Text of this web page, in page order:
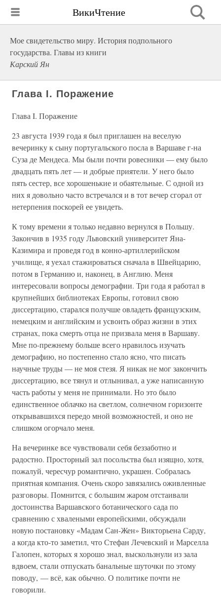
ВикиЧтение
Мое свидетельство миру. История подпольного
государства. Главы из книги
Карский Ян
Глава I. Поражение
Глава I. Поражение
23 августа 1939 года я был приглашен на веселую
вечеринку к сыну португальского посла в Варшаве г-на
Суза де Мендеса. Мы были почти ровесники — ему было
двадцать пять лет — и добрые приятели. У него было
пять сестер, все хорошенькие и обаятельные. С одной из
них я довольно часто встречался и в тот вечер сгорал от
нетерпения поскорей ее увидеть.
К тому времени я только недавно вернулся в Польшу.
Закончив в 1935 году Львовский университет Яна-
Казимира и проведя год в конно-артиллерийском
училище, я уехал стажироваться сначала в Швейцарию,
потом в Германию и, наконец, в Англию. Меня
интересовали вопросы демографии. Три года я работал в
крупнейших библиотеках Европы, готовил свою
диссертацию, старался получше овладеть французским,
немецким и английским и усвоить образ жизни в этих
странах, пока смерть отца не призвала меня в Варшаву.
Мне по-прежнему больше всего нравилось изучать
демографию, но постепенно стало ясно, что писать
научные труды — не моя стезя. Я никак не мог закончить
диссертацию, все тянул и отлынивал, а уже написанную
часть работы у меня не принимали. Но это было
единственное облачко на светлом, солнечном горизонте
открывавшихся передо мной возможностей, и оно не
слишком огорчало меня.
На вечеринке все чувствовали себя беззаботно и
радостно. Просторный зал посольства был изящно, хотя,
пожалуй, чересчур романтично, украшен. Собралась
приятная компания. Очень скоро завязались оживленные
разговоры. Помнится, с большим жаром отстаивали
достоинства Варшавского ботанического сада по
сравнению с хвалеными европейскими, обсуждали
новую постановку «Мадам Сан-Жен» Викторьена Сарду,
а когда кто-то заметил, что Стефан Лечевский и Марселла
Галопен, которых я хорошо знал, выскользнули из зала
вдвоем, стали отпускать банальные шуточки по этому
поводу, — всё, как обычно. О политике почти не
говорили.